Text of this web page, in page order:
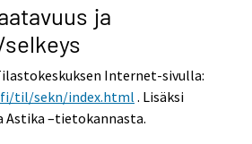
ja
Internet-sivulla:
til/sekn/index.html . Lisäksi
–tietokannasta.